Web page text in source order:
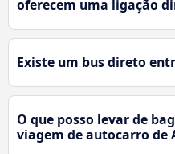
oferecem uma ligação
Existe um bus direto
O que posso levar de
viagem de autocarro de